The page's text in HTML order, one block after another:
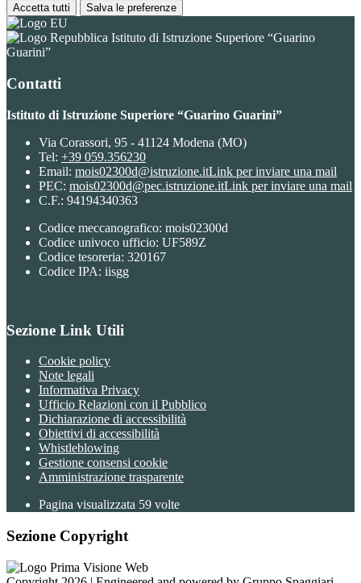
Accetta tutti Salva le preferenze
Istituto di Istruzione Superiore “Guarino
Guarini”
Contatti
Istituto di Istruzione Superiore “Guarino Guarini”
Via Corassori, 95 - 41124 Modena (MO)
Tel: +39 059.356230
Email: mois02300d@istruzione.itLink per inviare una mail
PEC: mois02300d@pec.istruzione.itLink per inviare una mail
C.F.: 94194340363
Codice meccanografico: mois02300d
Codice univoco ufficio: UF589Z
Codice tesoreria: 320167
Codice IPA: iisgg
Sezione Link Utili
Cookie policy
Note legali
Informativa Privacy
Ufficio Relazioni con il Pubblico
Dichiarazione di accessibilità
Obiettivi di accessibilità
Whistleblowing
Gestione consensi cookie
Amministrazione trasparente
Pagina visualizzata 59 volte
Sezione Copyright